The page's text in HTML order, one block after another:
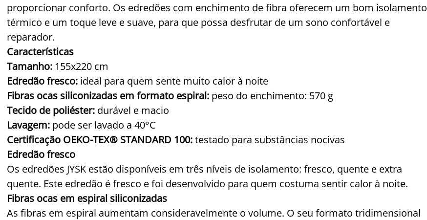
proporcionar conforto. Os edredões com enchimento de fibra oferecem um bom isolamento
térmico e um toque leve e suave, para que possa desfrutar de um sono confortável e
reparador.
Características
Tamanho: 155x220 cm
Edredão fresco: ideal para quem sente muito calor à noite
Fibras ocas siliconizadas em formato espiral: peso do enchimento: 570 g
Tecido de poliéster: durável e macio
Lavagem: pode ser lavado a 40°C
Certificação OEKO-TEX® STANDARD 100:testado para substâncias nocivas
Edredão fresco
Os edredões JYSK estão disponíveis em três níveis de isolamento: fresco, quente e extra
quente. Este edredão é fresco e foi desenvolvido para quem costuma sentir calor à noite.
Fibras ocas em espiral siliconizadas
As fibras em espiral aumentam consideravelmente o volume. O seu formato tridimensional